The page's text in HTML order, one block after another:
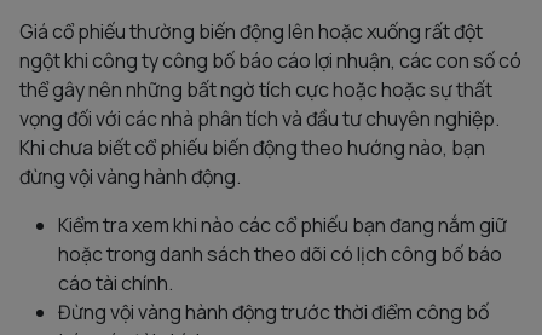
Giá cổ phiếu thường biến động lên hoặc xuống rất đột
ngột khi công ty công bố báo cáo lợi nhuận, các con số có
thể gây nên những bất ngờ tích cực hoặc hoặc sự thất
vọng đối với các nhà phân tích và đầu tư chuyên nghiệp.
Khi chưa biết cổ phiếu biến động theo hướng nào, bạn
đừng vội vàng hành động.
Kiểm tra xem khi nào các cổ phiếu bạn đang nắm giữ
hoặc trong danh sách theo dõi có lịch công bố báo
cáo tài chính.
Đừng vội vàng hành động trước thời điểm công bố